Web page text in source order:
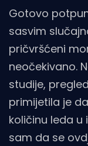
Gotovo
sasvim
pričvršćeni
neočekivano.
studije,
primijetila je
količinu leda u
sam da se